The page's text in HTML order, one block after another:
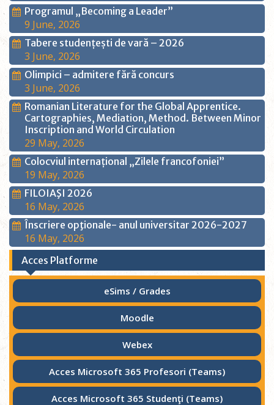
Programul „Becoming a Leader”
9 June, 2026
Tabere studențești de vară – 2026
3 June, 2026
Olimpici – admitere fără concurs
3 June, 2026
Romanian Literature for the Global Apprentice.
Cartographies, Mediation, Method. Between Minor
Inscription and World Circulation
29 May, 2026
Colocviul internațional „Zilele francofoniei”
19 May, 2026
FILOIAŞI 2026
16 May, 2026
Înscriere opţionale- anul universitar 2026-2027
16 May, 2026
Acces Platforme
eSims / Grades
Moodle
Webex
Acces Microsoft 365 Profesori (Teams)
Acces Microsoft 365 Studenţi (Teams)